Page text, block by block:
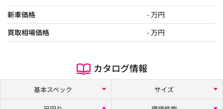
新車価格
- 万円
買取相場価格
- 万円
カタログ情報
基本スペック
サイズ